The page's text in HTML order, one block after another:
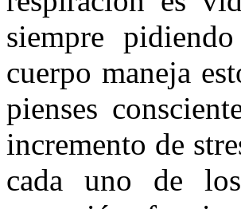
siempre
cuerpo maneja
pienses
incremento de
cada uno de